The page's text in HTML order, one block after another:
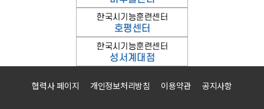
협력사 페이지 개인정보처리방침 이용약관 공지사항